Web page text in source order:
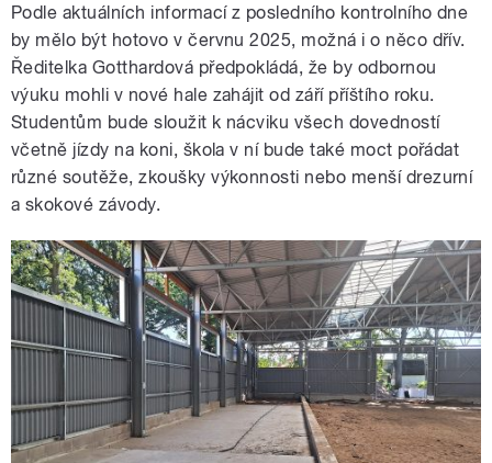
Podle aktuálních informací z posledního kontrolního dne
by mělo být hotovo v červnu 2025, možná i o něco dřív.
Ředitelka Gotthardová předpokládá, že by odbornou
výuku mohli v nové hale zahájit od září příštího roku.
Studentům bude sloužit k nácviku všech dovedností
včetně jízdy na koni, škola v ní bude také moct pořádat
různé soutěže, zkoušky výkonnosti nebo menší drezurní
a skokové závody.